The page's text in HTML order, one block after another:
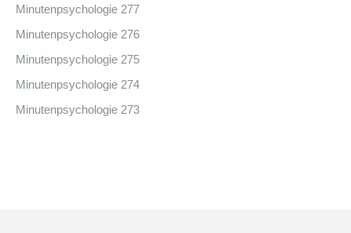
Minutenpsychologie 277
Minutenpsychologie 276
Minutenpsychologie 275
Minutenpsychologie 274
Minutenpsychologie 273